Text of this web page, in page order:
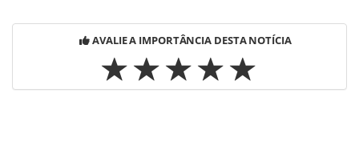
AVALIE A IMPORTÂNCIA DESTA NOTÍCIA